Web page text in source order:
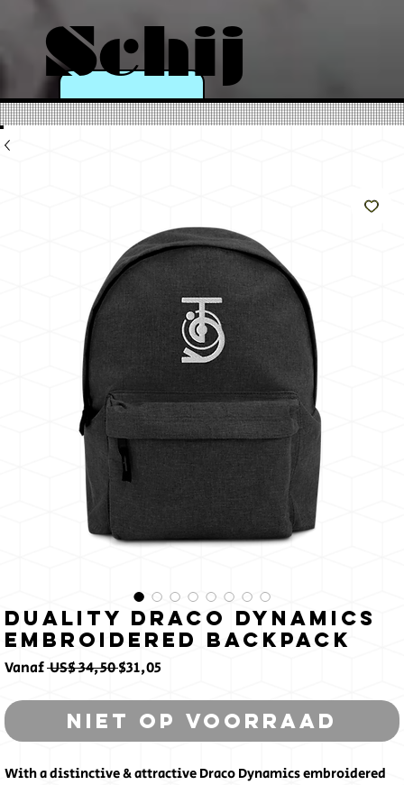
Schij
n als
de
zon
Duality Draco Dynamics
Embroidered Backpack
Vanaf US$ 34,50 Normale
$31,05
Niet op voorraad
With a distinctive & attractive Draco Dynamics embroidered